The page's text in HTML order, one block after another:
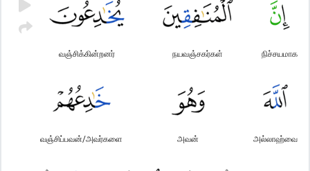
நிச்சயமாக
நயவஞ்சகர்கள்
வஞ்சிக்கின்றனர்
அல்லாஹ்வை
அவன்
வஞ்சிப்பவன்/அவர்களை